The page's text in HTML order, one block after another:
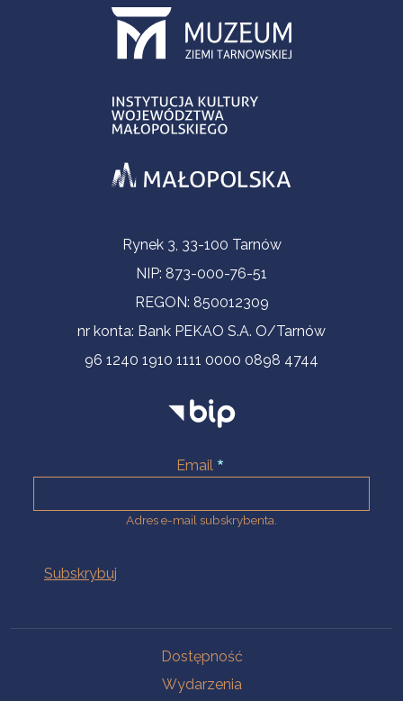
Informacje kontaktoweRynek 3, 33-100 Tarnów
NIP: 873-000-76-51
REGON: 850012309
nr konta: Bank PEKAO S.A. O/Tarnów
96 1240 1910 1111 0000 0898 4744
Email
Adres e-mail subskrybenta.
Dostępność
Wydarzenia